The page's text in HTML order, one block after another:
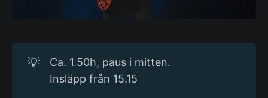
💡
Ca. 1.50h, paus i mitten.
Insläpp från 15.15